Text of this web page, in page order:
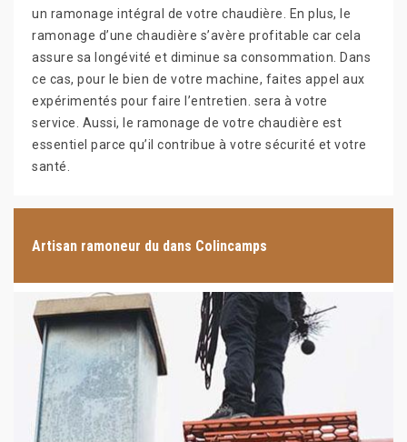
un ramonage intégral de votre chaudière. En plus, le
ramonage d’une chaudière s’avère profitable car cela
assure sa longévité et diminue sa consommation. Dans
ce cas, pour le bien de votre machine, faites appel aux
expérimentés pour faire l’entretien. sera à votre
service. Aussi, le ramonage de votre chaudière est
essentiel parce qu’il contribue à votre sécurité et votre
santé.
Artisan ramoneur du dans Colincamps